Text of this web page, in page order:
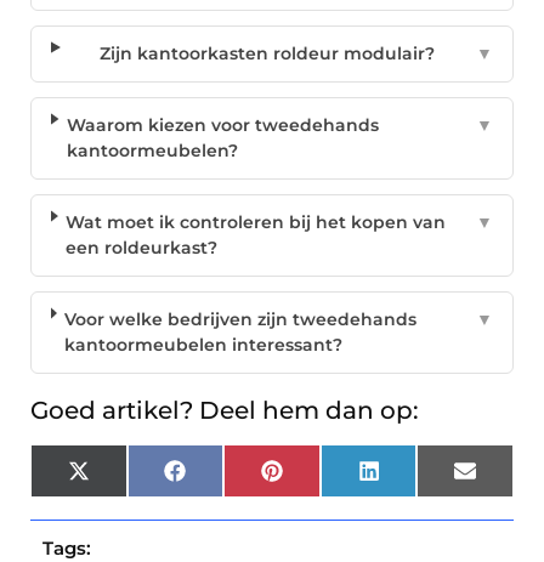
Zijn kantoorkasten roldeur modulair? ▼
Waarom kiezen voor tweedehands
kantoormeubelen?
▼
Wat moet ik controleren bij het kopen van
een roldeurkast?
▼
Voor welke bedrijven zijn tweedehands
kantoormeubelen interessant?
▼
Goed artikel? Deel hem dan op:
X
(Twitter)
Facebook Pinterest LinkedIn Email
Tags: